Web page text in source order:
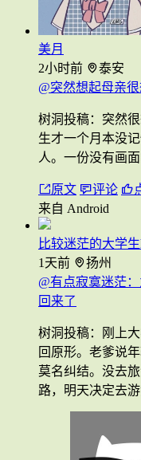
美月
2小时前
泰安
@突然想起母亲
树洞投稿：突然
生才一个月本没
人。一份没有画
原文 评论
来自 Android
比较迷茫的大学生
1天前
扬州
@有点寂寞迷茫
回来了
树洞投稿：刚上
回原形。老爹说
莫名纠结。没去
路，明天决定去游